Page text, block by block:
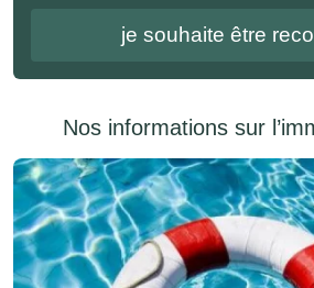
Nos informations sur